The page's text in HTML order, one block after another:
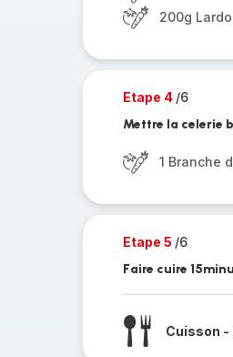
200g
Etape 4 /6
Mettre la celerie
1 Branche
Etape 5 /6
Faire cuire
Cuisson -